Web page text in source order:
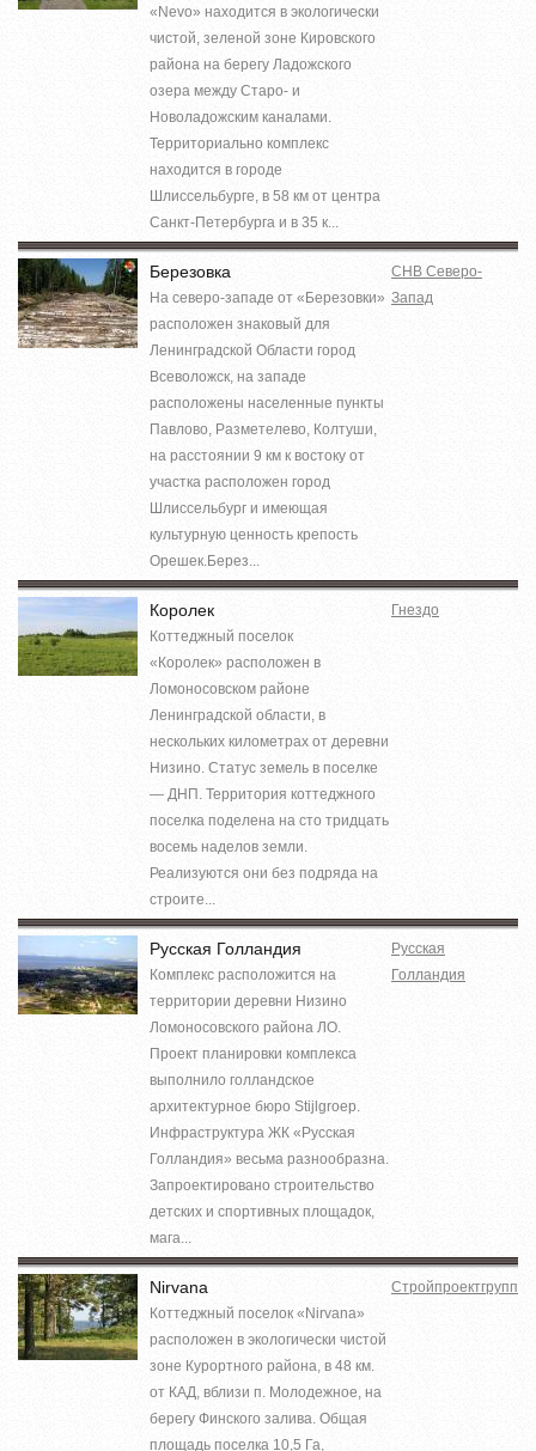
«Nevo» находится в экологически
чистой, зеленой зоне Кировского
района на берегу Ладожского
озера между Старо- и
Новоладожским каналами.
Территориально комплекс
находится в городе
Шлиссельбурге, в 58 км от центра
Санкт-Петербурга и в 35 к...
Березовка
На северо-западе от «Березовки»
расположен знаковый для
Ленинградской Области город
Всеволожск, на западе
расположены населенные пункты
Павлово, Разметелево, Колтуши,
на расстоянии 9 км к востоку от
участка расположен город
Шлиссельбург и имеющая
культурную ценность крепость
Орешек.Берез...
СНВ Северо-
Запад
Королек
Коттеджный поселок
«Королек» расположен в
Ломоносовском районе
Ленинградской области, в
нескольких километрах от деревни
Низино. Статус земель в поселке
— ДНП. Территория коттеджного
поселка поделена на сто тридцать
восемь наделов земли.
Реализуются они без подряда на
строите...
Гнездо
Русская Голландия
Комплекс расположится на
территории деревни Низино
Ломоносовского района ЛО.
Проект планировки комплекса
выполнило голландское
архитектурное бюро Stijlgroep.
Инфраструктура ЖК «Русская
Голландия» весьма разнообразна.
Запроектировано строительство
детских и спортивных площадок,
мага...
Русская
Голландия
Nirvana
Коттеджный поселок «Nirvana»
расположен в экологически чистой
зоне Курортного района, в 48 км.
от КАД, вблизи п. Молодежное, на
берегу Финского залива. Общая
площадь поселка 10,5 Га,
Стройпроектгрупп